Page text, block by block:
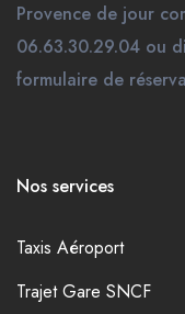
Provence de jour
06.63.30.29.04 ou
formulaire de
Nos services
Taxis Aéroport
Trajet Gare SNCF